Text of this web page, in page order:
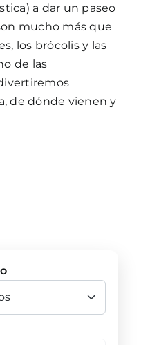
a dar un paseo
mucho más que
los brócolis y las
de las
de dónde vienen y